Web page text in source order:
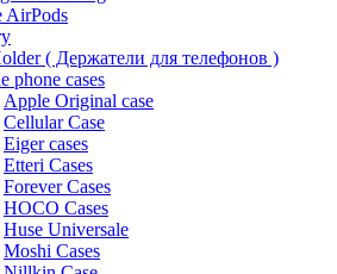
AirPods
( Держатели для телефонов )
phone cases
Apple Original case
Cellular Case
Eiger cases
Etteri Cases
Forever Cases
HOCO Cases
Huse Universale
Moshi Cases